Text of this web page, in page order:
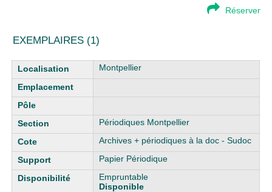
Réserver
EXEMPLAIRES (1)
Liste des exemplaires Montpellier
Périodiques Montpellier
Archives + périodiques à la doc - Sudoc
Papier Périodique
Empruntable
Disponible